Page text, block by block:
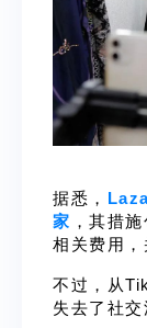
据悉，
家 ，其措
相关费用，
不过，从
失去了社交